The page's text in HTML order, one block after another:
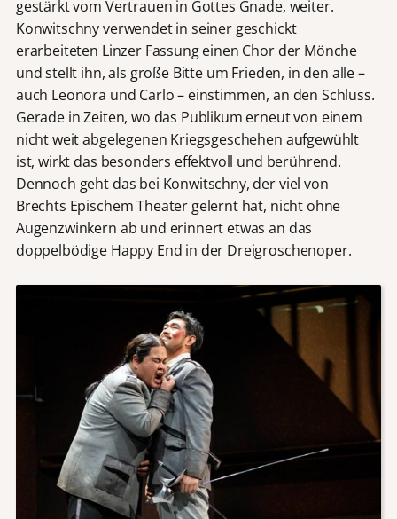
gestärkt vom Vertrauen in Gottes Gnade, weiter.
Konwitschny verwendet in seiner geschickt
erarbeiteten Linzer Fassung einen Chor der Mönche
und stellt ihn, als große Bitte um Frieden, in den alle –
auch Leonora und Carlo – einstimmen, an den Schluss.
Gerade in Zeiten, wo das Publikum erneut von einem
nicht weit abgelegenen Kriegsgeschehen aufgewühlt
ist, wirkt das besonders effektvoll und berührend.
Dennoch geht das bei Konwitschny, der viel von
Brechts Epischem Theater gelernt hat, nicht ohne
Augenzwinkern ab und erinnert etwas an das
doppelbödige Happy End in der Dreigroschenoper.